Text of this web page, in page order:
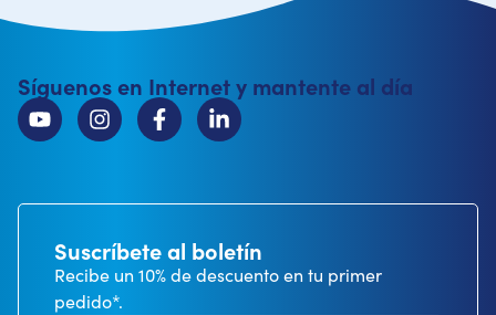
Síguenos en Internet y mantente al día
Suscríbete al boletín
Recibe un 10% de descuento en tu primer
pedido*.